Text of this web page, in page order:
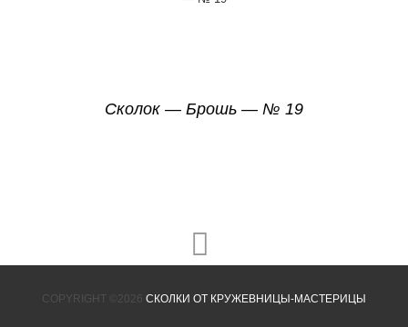
Сколок — Брошь — № 19
COPYRIGHT ©2026 СКОЛКИ ОТ КРУЖЕВНИЦЫ-МАСТЕРИЦЫ